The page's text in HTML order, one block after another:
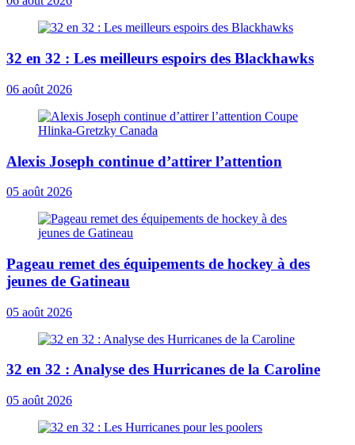
32 en 32 : Les meilleurs espoirs des Blackhawks
06 août 2026
Alexis Joseph continue d’attirer l’attention
05 août 2026
Pageau remet des équipements de hockey à des
jeunes de Gatineau
05 août 2026
32 en 32 : Analyse des Hurricanes de la Caroline
05 août 2026